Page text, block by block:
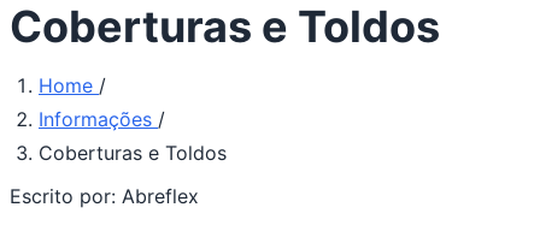
Coberturas e Toldos
Home /
Informações /
Coberturas e Toldos
Escrito por: Abreflex